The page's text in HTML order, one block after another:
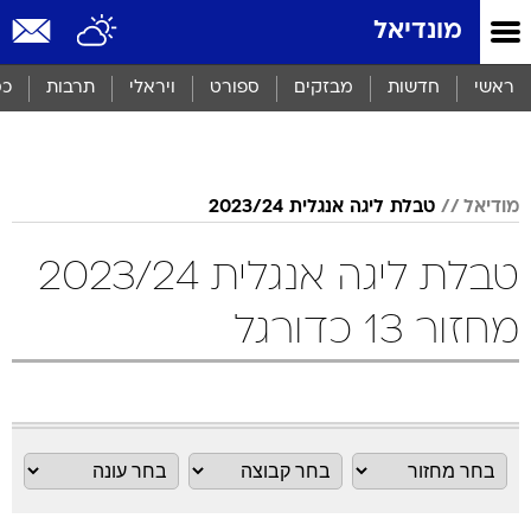
מונדיאל
ראשי חדשות מבזקים ספורט ויראלי תרבות
מודיאל טבלת ליגה אנגלית 2023/24
טבלת ליגה אנגלית 2023/24
מחזור 13 כדורגל